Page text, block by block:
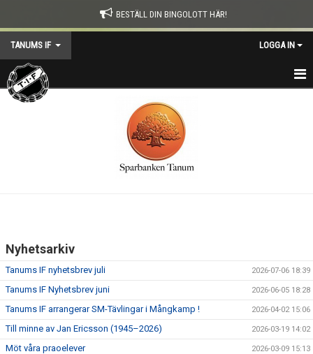
BESTÄLL DIN BINGOLOTT HÄR!
TANUMS IF LOGGA IN
HEM
OM TANUMS IF
SOCIALFOND
SPONSRING
ÅRETS EVENEMANG
Nyhetsarkiv
Tanums IF nyhetsbrev juli 2026-07-06 18:39
Tanums IF Nyhetsbrev juni 2026-06-05 18:28
Tanums IF arrangerar SM-Tävlingar i Mångkamp ! 2026-04-02 15:06
Till minne av Jan Ericsson (1945–2026) 2026-03-19 14:02
Möt våra praoelever 2026-03-09 15:13